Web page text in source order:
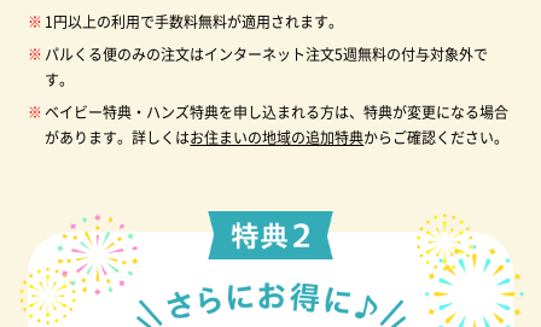
1円以上の利用で手数料無料が適用されます。
パルくる便のみの注文はインターネット注文5週無料の付与対象外で
す。
ベイビー特典・ハンズ特典を申し込まれる方は、特典が変更になる場合
があります。詳しくはお住まいの地域の追加特典からご確認ください。